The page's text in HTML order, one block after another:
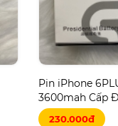
Pin iPhone
3600mah Cấp
230.000đ